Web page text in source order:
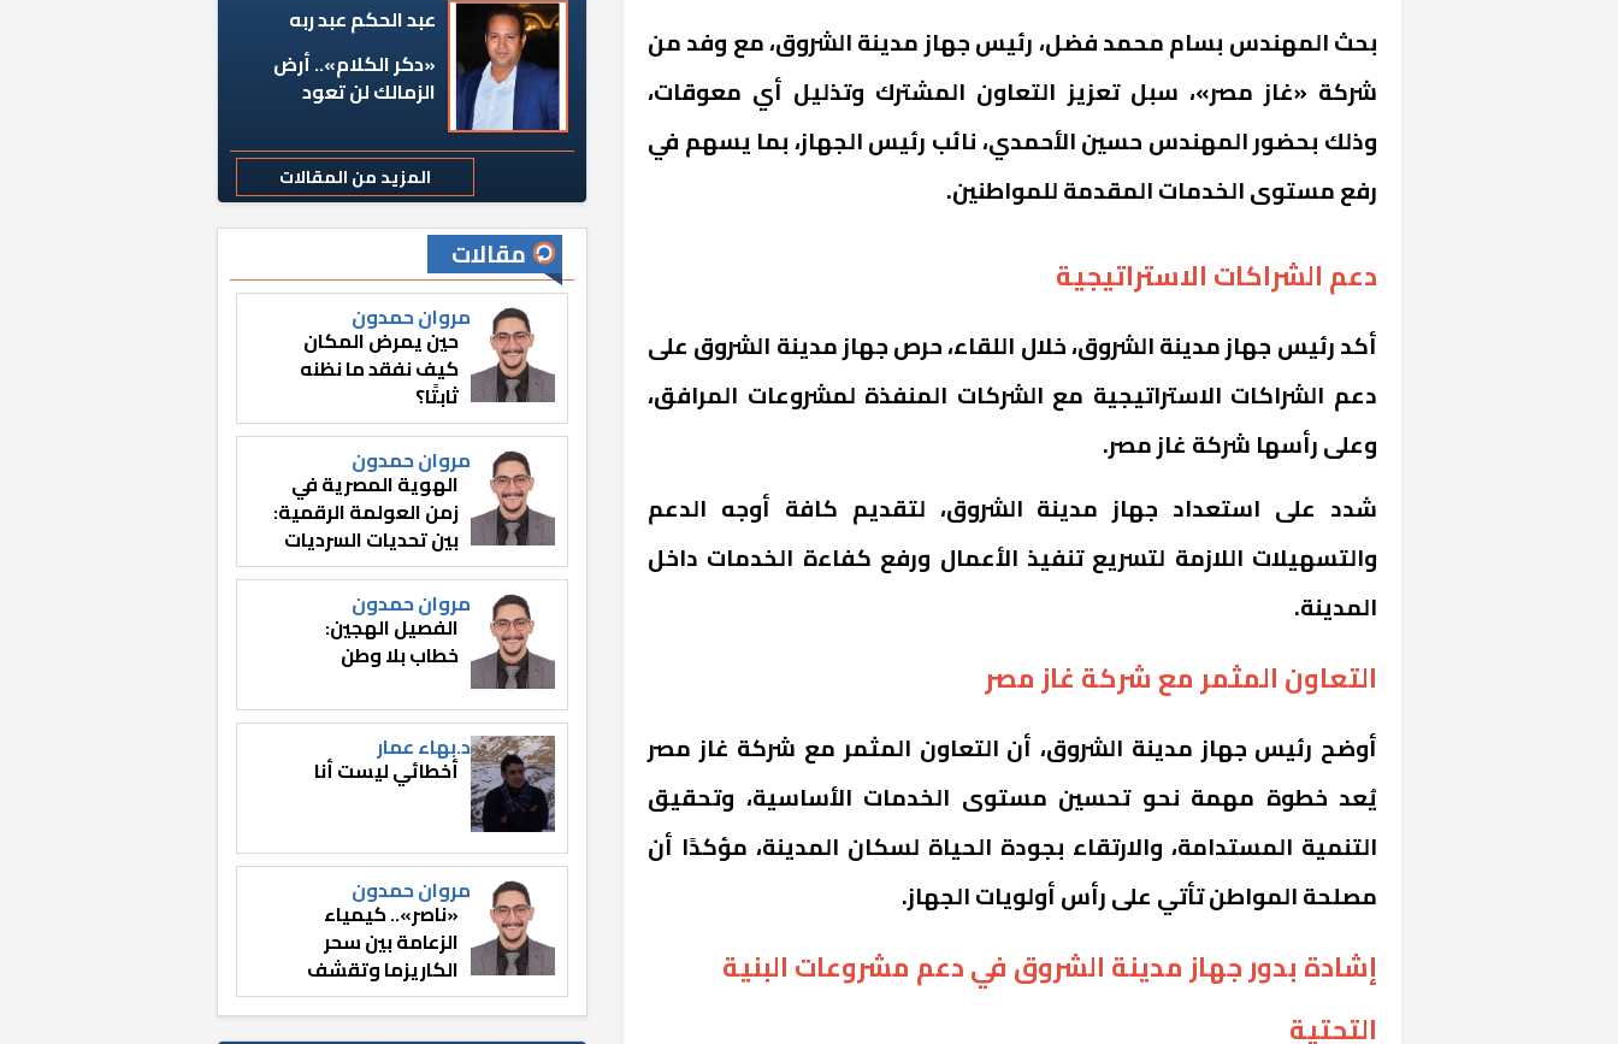
بحث المهندس بسام محمد فضل، رئيس جهاز مدينة الشروق، مع وفد من
شركة «غاز مصر»، سبل تعزيز التعاون المشترك وتذليل أي معوقات،
وذلك بحضور المهندس حسين الأحمدي، نائب رئيس الجهاز، بما يسهم في
رفع مستوى الخدمات المقدمة للمواطنين.
دعم الشراكات الاستراتيجية
أكد رئيس جهاز مدينة الشروق، خلال اللقاء، حرص جهاز مدينة الشروق على
دعم الشراكات الاستراتيجية مع الشركات المنفذة لمشروعات المرافق،
وعلى رأسها شركة غاز مصر.
شدد على استعداد جهاز مدينة الشروق، لتقديم كافة أوجه الدعم
والتسهيلات اللازمة لتسريع تنفيذ الأعمال ورفع كفاءة الخدمات داخل
المدينة.
التعاون المثمر مع شركة غاز مصر
أوضح رئيس جهاز مدينة الشروق، أن التعاون المثمر مع شركة غاز مصر
يُعد خطوة مهمة نحو تحسين مستوى الخدمات الأساسية، وتحقيق
التنمية المستدامة، والارتقاء بجودة الحياة لسكان المدينة، مؤكدًا أن
مصلحة المواطن تأتي على رأس أولويات الجهاز.
إشادة بدور جهاز مدينة الشروق في دعم مشروعات البنية
التحتية
عبد الحكم عبد ربه
«دكر الكلام».. أرض
الزمالك لن تعود
المزيد من المقالات
مقالات
مروان حمدون
حين يمرض المكان
كيف نفقد ما نظنه
ثابتًا؟
مروان حمدون
الهوية المصرية في
زمن العولمة الرقمية:
بين تحديات السرديات
وصناعة الوعي
مروان حمدون
الفصيل الهجين:
خطاب بلا وطن
د.بهاء عمار
أخطائي ليست أنا
مروان حمدون
«ناصر».. كيمياء
الزعامة بين سحر
الكاريزما وتقشف
الثائر